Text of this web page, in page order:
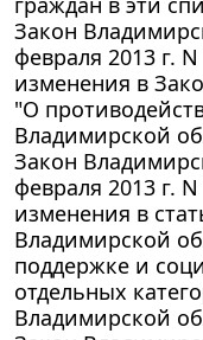
Закон
февраля 2013 г.
изменения в
"О
Владимирской
Закон
февраля 2013 г.
изменения в
Владимирской
поддержке и
отдельных
Владимирской